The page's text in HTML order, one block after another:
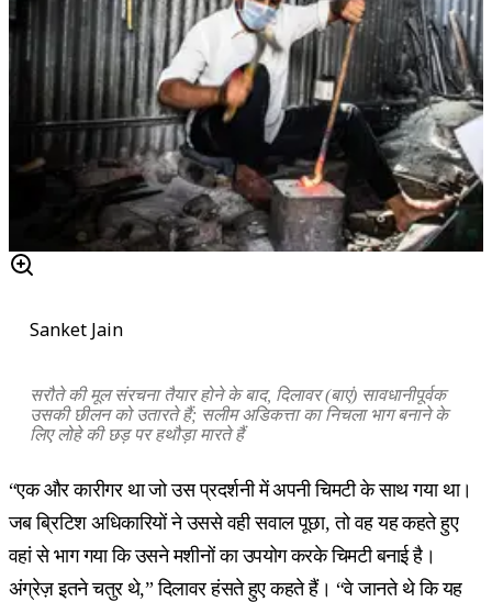
Sanket Jain
सरौते की मूल संरचना तैयार होने के बाद, दिलावर (बाएं) सावधानीपूर्वक
उसकी छीलन को उतारते हैं; सलीम अडिकत्ता का निचला भाग बनाने के
लिए लोहे की छड़ पर हथौड़ा मारते हैं
“एक और कारीगर था जो उस प्रदर्शनी में अपनी चिमटी के साथ गया था।
जब ब्रिटिश अधिकारियों ने उससे वही सवाल पूछा, तो वह यह कहते हुए
वहां से भाग गया कि उसने मशीनों का उपयोग करके चिमटी बनाई है।
अंग्रेज़ इतने चतुर थे,” दिलावर हंसते हुए कहते हैं। “वे जानते थे कि यह